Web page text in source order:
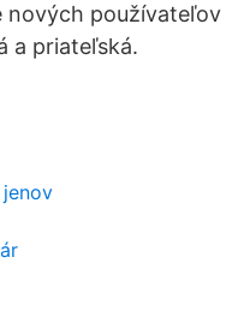
nových používateľov
a priateľská.